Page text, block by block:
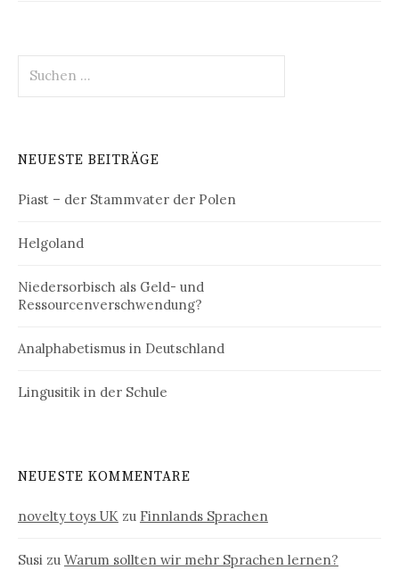
nach:
NEUESTE BEITRÄGE
Piast – der Stammvater der Polen
Helgoland
Niedersorbisch als Geld- und
Ressourcenverschwendung?
Analphabetismus in Deutschland
Lingusitik in der Schule
NEUESTE KOMMENTARE
novelty toys UK zu Finnlands Sprachen
Susi zu Warum sollten wir mehr Sprachen lernen?